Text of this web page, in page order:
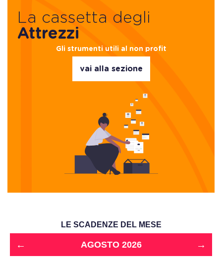
La cassetta degli
Attrezzi
Gli strumenti utili al non profit
vai alla sezione
LE SCADENZE DEL MESE
← AGOSTO 2026 →